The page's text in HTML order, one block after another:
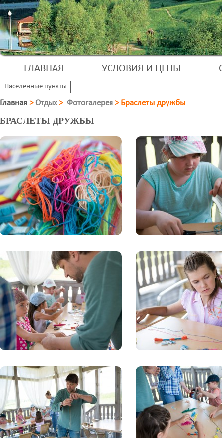
ГЛАВНАЯ УСЛОВИЯ И ЦЕНЫ
Населенные пункты
Главная > Отдых > Фотогалерея > Браслеты дружбы
БРАСЛЕТЫ ДРУЖБЫ